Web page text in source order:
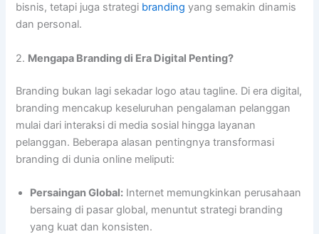
bisnis, tetapi juga strategi branding yang semakin dinamis
dan personal.
2. Mengapa Branding di Era Digital Penting?
Branding bukan lagi sekadar logo atau tagline. Di era digital,
branding mencakup keseluruhan pengalaman pelanggan
mulai dari interaksi di media sosial hingga layanan
pelanggan. Beberapa alasan pentingnya transformasi
branding di dunia online meliputi:
Persaingan Global: Internet memungkinkan perusahaan
bersaing di pasar global, menuntut strategi branding
yang kuat dan konsisten.